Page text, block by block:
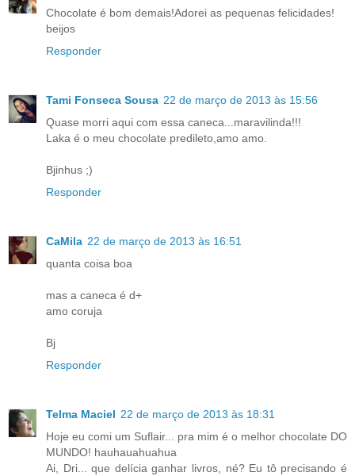
Chocolate é bom demais!Adorei as pequenas felicidades!
beijos
Responder
Tami Fonseca Sousa 22 de março de 2013 às 15:56
Quase morri aqui com essa caneca...maravilinda!!!
Laka é o meu chocolate predileto,amo amo.
Bjinhus ;)
Responder
CaMila 22 de março de 2013 às 16:51
quanta coisa boa
mas a caneca é d+
amo coruja
Bj
Responder
Telma Maciel 22 de março de 2013 às 18:31
Hoje eu comi um Suflair... pra mim é o melhor chocolate DO
MUNDO! hauhauahuahua
Ai, Dri... que delícia ganhar livros, né? Eu tô precisando é